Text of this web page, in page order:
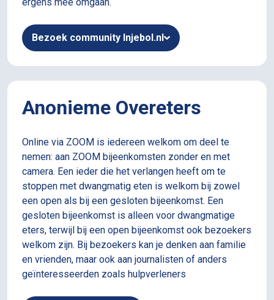
​​Deelname aan de Deelcirkel is gratis. ​
Elke maandagavond van 19.30 tot 20.30, in de
maanden juli en augustus is er geen Deelcirkel.
Ook tijdens de schoolvakanties en feestdagen is
er geen Deelcirkel
Bezoek community Injebol.nl
Anonieme Overeters
Online via ZOOM is iedereen welkom om deel te
nemen: aan ZOOM bijeenkomsten zonder en met
camera. Een ieder die het verlangen heeft om te
stoppen met dwangmatig eten is welkom bij zowel
een open als bij een gesloten bijeenkomst. Een
gesloten bijeenkomst is alleen voor dwangmatige
eters, terwijl bij een open bijeenkomst ook bezoekers
welkom zijn. Bij bezoekers kan je denken aan familie
en vrienden, maar ook aan journalisten of anders
geïnteresseerden zoals hulpverleners